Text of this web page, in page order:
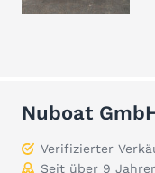
Nuboat
Verifizierter
Seit über 9